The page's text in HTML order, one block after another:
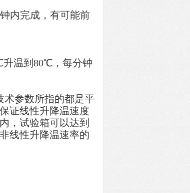
内完成，有可能前
温到80℃，每分钟
参数所指的都是平
证线性升降温速度
，试验箱可以达到
线性升降温速率的